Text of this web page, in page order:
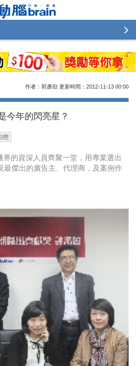
作者：郭彥劭 更新時間：2012-11-13 00:00
今年的閃亮星？
態
界的資深人員齊聚一堂，用專業選出
最傑出的廣告主、代理商，及案例作
獻獎 啟動徵件！期許參賽作品
獻獎得獎名單揭曉，近400位行
牌排行 14億次國民消費揭曉品
成：中衛跳脫框架 玩出口罩新
沒人知道我失去什麼！
牌體驗創造差異化
有幫客戶升級的責任！
變關鍵期，數位轉型該怎麼